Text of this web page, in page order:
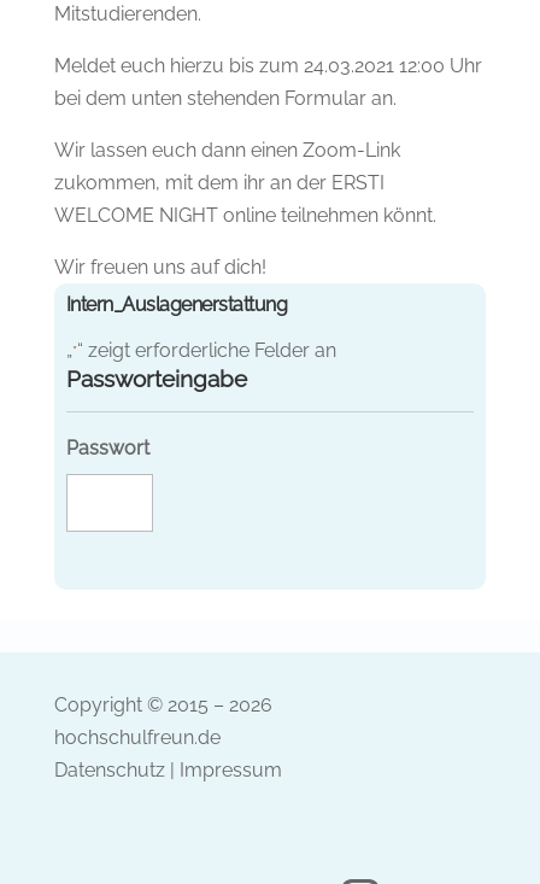
Mitstudierenden.
Meldet euch hierzu bis zum 24.03.2021 12:00 Uhr
bei dem unten stehenden Formular an.
Wir lassen euch dann einen Zoom-Link
zukommen, mit dem ihr an der ERSTI
WELCOME NIGHT online teilnehmen könnt.
Wir freuen uns auf dich!
Intern_Auslagenerstattung
„*“ zeigt erforderliche Felder an
Passworteingabe
Passwort
Copyright © 2015 – 2026
hochschulfreun.de
Datenschutz| Impressum